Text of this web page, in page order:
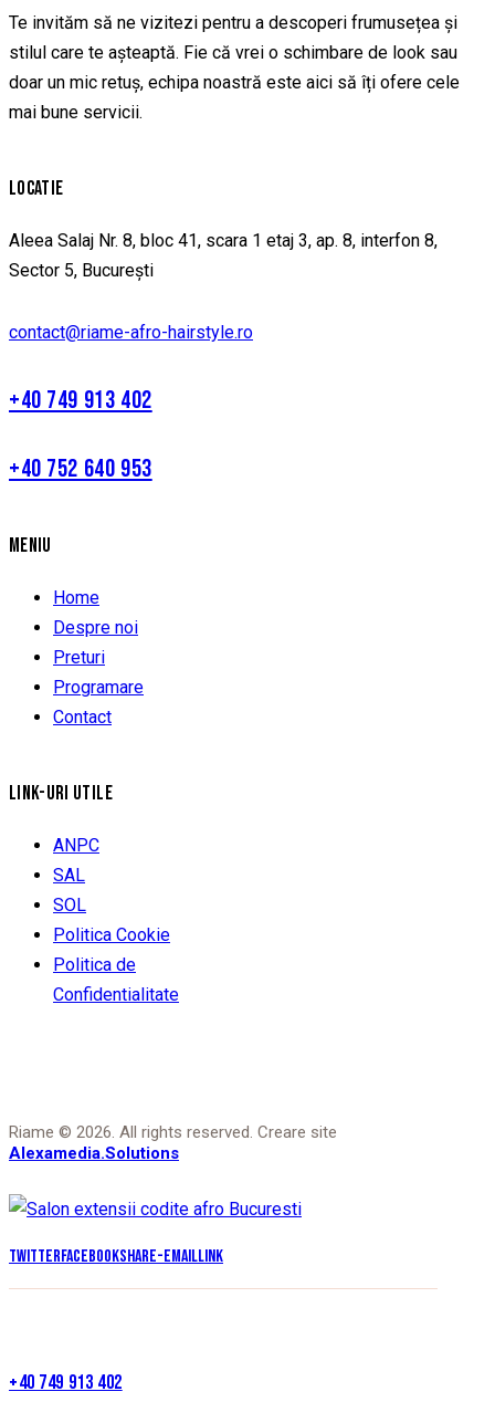
Te invităm să ne vizitezi pentru a descoperi frumusețea și
stilul care te așteaptă. Fie că vrei o schimbare de look sau
doar un mic retuș, echipa noastră este aici să îți ofere cele
mai bune servicii.
LOCATIE
Aleea Salaj Nr. 8, bloc 41, scara 1 etaj 3, ap. 8, interfon 8,
Sector 5, București
contact@riame-afro-hairstyle.ro
+40 749 913 402
+40 752 640 953
MENIU
Home
Despre noi
Preturi
Programare
Contact
LINK-URI UTILE
ANPC
SAL
SOL
Politica Cookie
Politica de
Confidentialitate
Riame © 2026. All rights reserved. Creare site
Alexamedia.Solutions
TwitterFacebookShare-emailLink
+40 749 913 402